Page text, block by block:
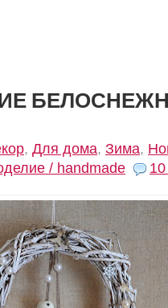
, Для дома, Зима,
/ handmade